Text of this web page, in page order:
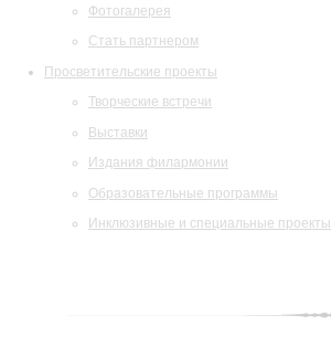
Фотогалерея
Стать партнером
Просветительские проекты
Творческие встречи
Выставки
Издания филармонии
Образовательные программы
Инклюзивные и специальные проекты